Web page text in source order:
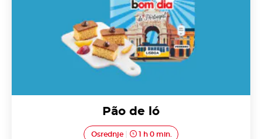
Pão de ló
Osrednje 1 h 0 min.